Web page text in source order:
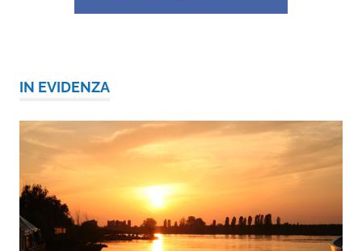
IN EVIDENZA